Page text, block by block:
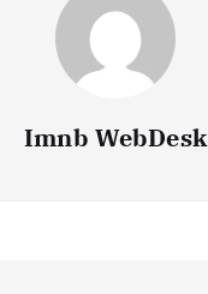
Imnb WebDesk